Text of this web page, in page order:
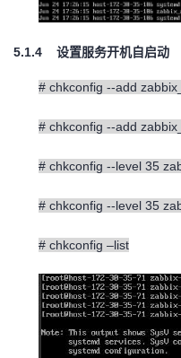
5.1.4 设置服务开机自启动
# chkconfig --add
# chkconfig --add
# chkconfig --level 35
# chkconfig --level 35
# chkconfig –list